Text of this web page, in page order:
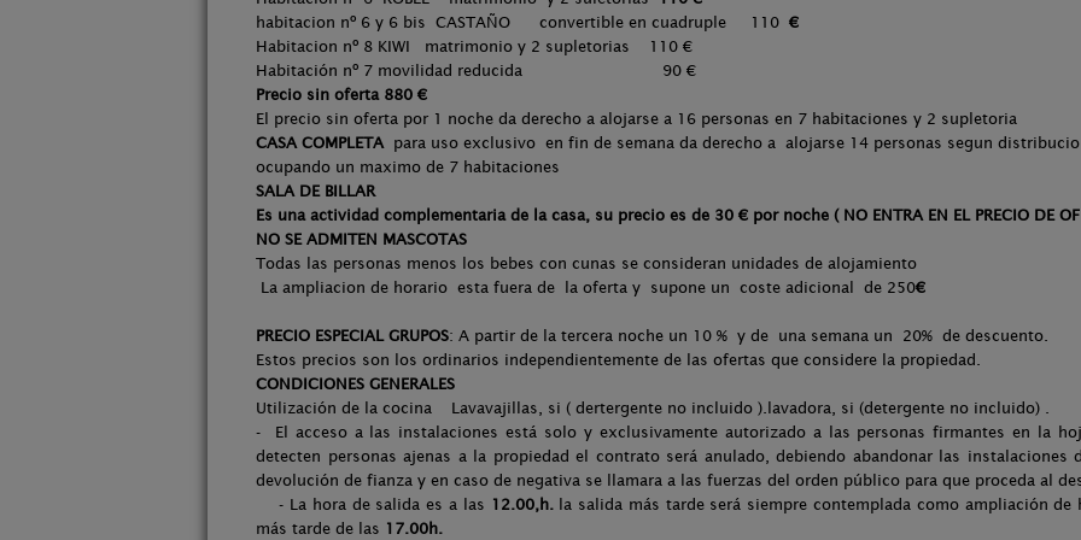
habitacion nº 6 y 6 bis CASTAÑO convertible en cuadruple 110 €
Habitacion nº 8 KIWI matrimonio y 2 supletorias 110 €
Habitación nº 7 movilidad reducida 90 €
Precio sin oferta 880 €
El precio sin oferta por 1 noche da derecho a alojarse a 16 personas en 7 habitaciones y 2 supletoria
CASA COMPLETApara uso exclusivo en fin de semana da derecho a alojarse 14 personas segun
ocupando un maximo de 7 habitaciones
SALA DE BILLAR
Es una actividad complementaria de la casa, su precio es de 30 € por noche ( NO ENTRA EN EL PRECIO DE
NO SE ADMITEN MASCOTAS
Todas las personas menos los bebes con cunas se consideran unidades de alojamiento
La ampliacion de horario esta fuera de la oferta y supone un coste adicional de 250€
PRECIO ESPECIAL GRUPOS: A partir de la tercera noche un 10 % y de una semana un 20% de descuento.
Estos precios son los ordinarios independientemente de las ofertas que considere la propiedad.
CONDICIONES GENERALES
Utilización de la cocina Lavavajillas, si ( dertergente no incluido ).lavadora, si (detergente no incluido) .
- El acceso a las instalaciones está solo y exclusivamente autorizado a las personas firmantes en la
detecten personas ajenas a la propiedad el contrato será anulado, debiendo abandonar las
devolución de fianza y en caso de negativa se llamara a las fuerzas del orden público para que proceda al
- La hora de salida es a las 12.00,h.la salida más tarde será siempre contemplada como ampliación
más tarde de las 17.00h.